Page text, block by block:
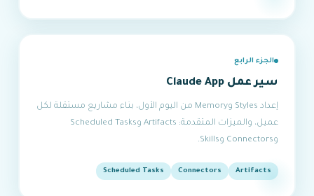
الجزء الرابع
سير عمل Claude App
إعداد Styles وMemory من اليوم الأول، بناء مشاريع مستقلة لكل
عميل، والميزات المتقدمة: Artifacts وScheduled Tasks
وConnectors وSkills.
Artifacts
Connectors
Scheduled Tasks